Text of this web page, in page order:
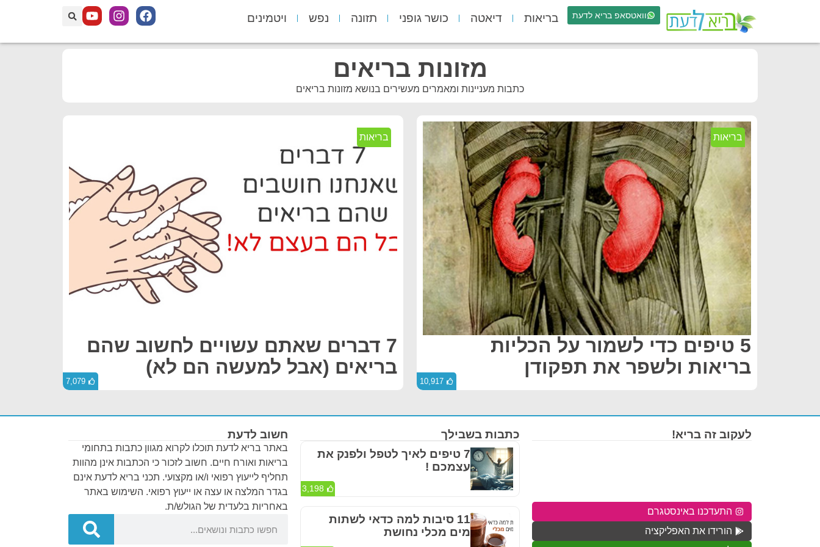
וואטסאפ בריא לדעת בריאות דיאטה כושר גופני תזונה נפש ויטמינים
מזונות בריאים
כתבות מעניינות ומאמרים מעשירים בנושא מזונות בריאים
בריאות
5 טיפים כדי לשמור על הכליות
בריאות ולשפר את תפקודן
10,917
בריאות
7 דברים שאתם עשויים לחשוב שהם
בריאים (אבל למעשה הם לא)
7,079
חשוב לדעת
באתר בריא לדעת תוכלו לקרוא מגוון כתבות בתחומי
בריאות ואורח חיים. חשוב לזכור כי הכתבות אינן מהוות
תחליף לייעוץ רפואי ו/או מקצועי. תכני בריא לדעת אינם
בגדר המלצה או עצה או ייעוץ רפואי. השימוש באתר
באחריות בלעדית של הגולש/ת.
כתבות בשבילך
7 טיפים לאיך לטפל ולפנק את
עצמכם !
3,198
11 סיבות למה כדאי לשתות
מים מכלי נחושת
לעקוב זה בריא!
התעדכנו באינסטגרם
הורידו את האפליקציה